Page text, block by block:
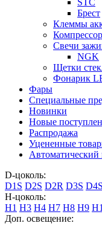
STC
Брест
Клеммы
Свечи
NGK
Щетки
Фонарик
Фары
Специальные
Новинки
Новые
Распродажа
Уцененные
Автоматический
D-цоколь:
D1S D2S D2R D3S D4S
H-цоколь:
H1 H3 H4 H7 H8 H9
Доп. освещение: